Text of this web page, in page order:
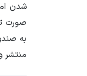
شدن
صورت
منتشر